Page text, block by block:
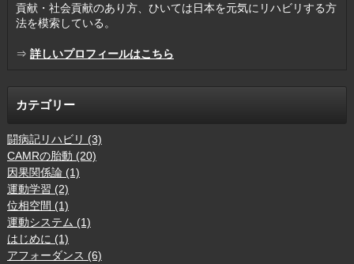
貢献・社会貢献のあり方、ひいては日本を元気にリハビリする方
法を模索している。
⇒ 詳しいプロフィールはこちら
カテゴリー
闘病記リハビリ (3)
CAMRの胎動 (20)
因果関係論 (1)
運動学習 (2)
位相空間 (1)
運動システム (1)
はじめに (1)
アフォーダンス (6)